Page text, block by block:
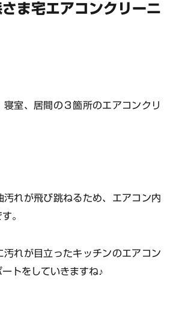
ま宅エアコンクリーニ
室、居間の３箇所のエアコンクリ
汚れが飛び跳ねるため、エアコン内
。
汚れが目立ったキッチンのエアコン
トをしていきますね♪